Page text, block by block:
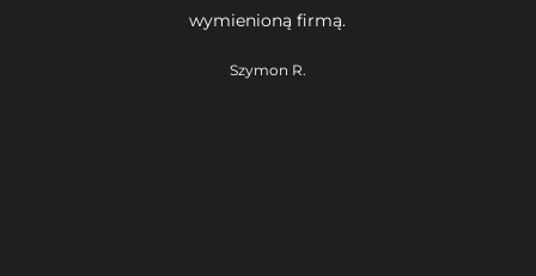
wymienioną firmą.
Szymon R.